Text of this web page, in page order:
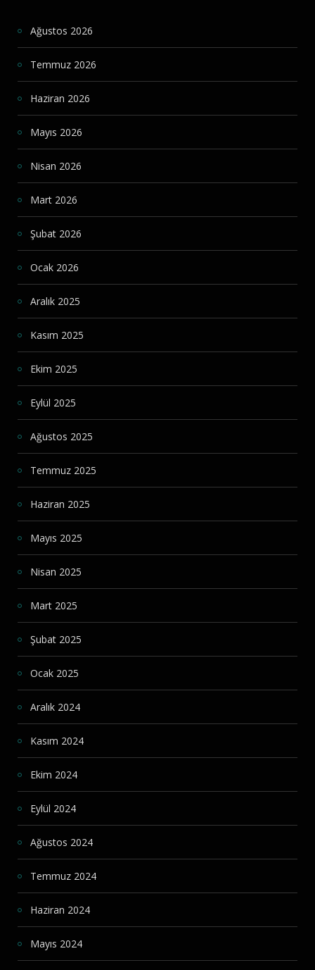
Ağustos 2026
Temmuz 2026
Haziran 2026
Mayıs 2026
Nisan 2026
Mart 2026
Şubat 2026
Ocak 2026
Aralık 2025
Kasım 2025
Ekim 2025
Eylül 2025
Ağustos 2025
Temmuz 2025
Haziran 2025
Mayıs 2025
Nisan 2025
Mart 2025
Şubat 2025
Ocak 2025
Aralık 2024
Kasım 2024
Ekim 2024
Eylül 2024
Ağustos 2024
Temmuz 2024
Haziran 2024
Mayıs 2024